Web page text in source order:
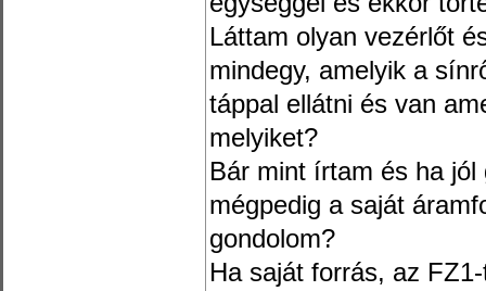
Láttam olyan vezérlőt
mindegy, amelyik a
táppal ellátni és van
melyiket?
Bár mint írtam és ha
mégpedig a saját
gondolom?
Ha saját forrás, az